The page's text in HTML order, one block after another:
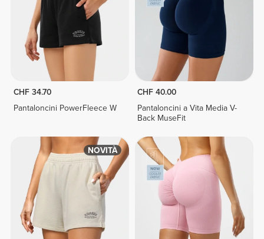
CHF 34.70
Pantaloncini PowerFleece W
CHF 40.00
Pantaloncini a Vita Media V-
Back MuseFit
NOVITÀ